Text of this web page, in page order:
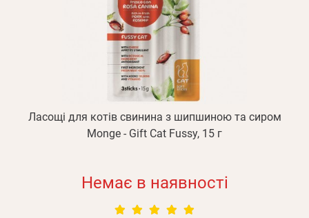
Ласощі для котів свинина з шипшиною та сиром
Monge - Gift Cat Fussy, 15 г
Немає в наявності